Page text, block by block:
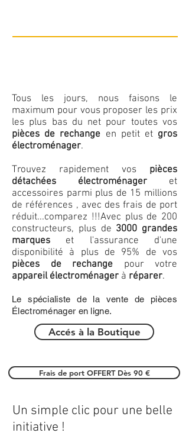
Tous les jours, nous faisons le
maximum pour vous proposer les prix
les plus bas du net pour toutes vos
pièces de rechange en petit et gros
électroménager.
Trouvez rapidement vos pièces
détachées électroménager et
accessoires parmi plus de 15 millions
de références , avec des frais de port
réduit...comparez !!!Avec plus de 200
constructeurs, plus de 3000 grandes
marques et l'assurance d'une
disponibilité à plus de 95% de vos
pièces de rechange pour votre
appareil électroménager à réparer.
Le spécialiste de la vente de pièces
Électroménager en ligne.
Accés à la Boutique
Frais de port OFFERT Dès 90 €
Un simple clic pour une belle
initiative !